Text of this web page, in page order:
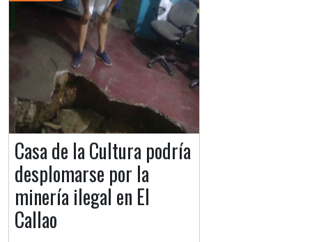
Casa de la Cultura podría
desplomarse por la
minería ilegal en El
Callao